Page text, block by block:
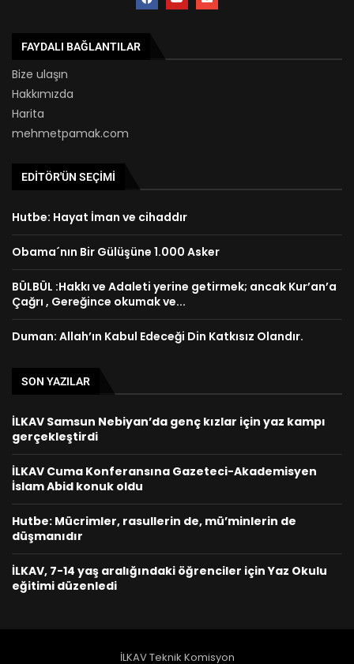
FAYDALI BAĞLANTILAR
Bize ulaşın
Hakkımızda
Harita
mehmetpamak.com
EDITÖR'ÜN SEÇIMI
Hutbe: Hayat İman ve cihaddır
Obama´nın Bir Gülüşüne 1.000 Asker
BÜLBÜL :Hakkı ve Adaleti yerine getirmek; ancak Kur’an’a
Çağrı , Gereğince okumak ve...
Duman: Allah’ın Kabul Edeceği Din Katkısız Olandır.
SON YAZILAR
İLKAV Samsun Nebiyan’da genç kızlar için yaz kampı
gerçekleştirdi
İLKAV Cuma Konferansına Gazeteci-Akademisyen
İslam Abid konuk oldu
Hutbe: Mücrimler, rasullerin de, mü’minlerin de
düşmanıdır
İLKAV, 7-14 yaş aralığındaki öğrenciler için Yaz Okulu
eğitimi düzenledi
İLKAV Teknik Komisyon